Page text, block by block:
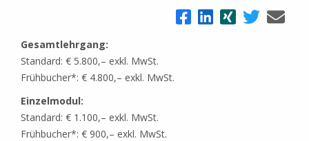
Gesamtlehrgang:
Standard: € 5.800,– exkl. MwSt.
Frühbucher*: € 4.800,– exkl. MwSt.
Einzelmodul:
Standard: € 1.100,– exkl. MwSt.
Frühbucher*: € 900,– exkl. MwSt.